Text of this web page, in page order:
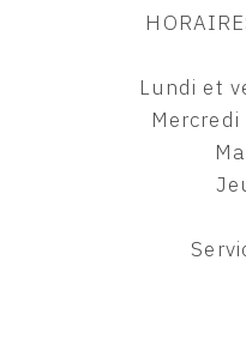
Lundi et